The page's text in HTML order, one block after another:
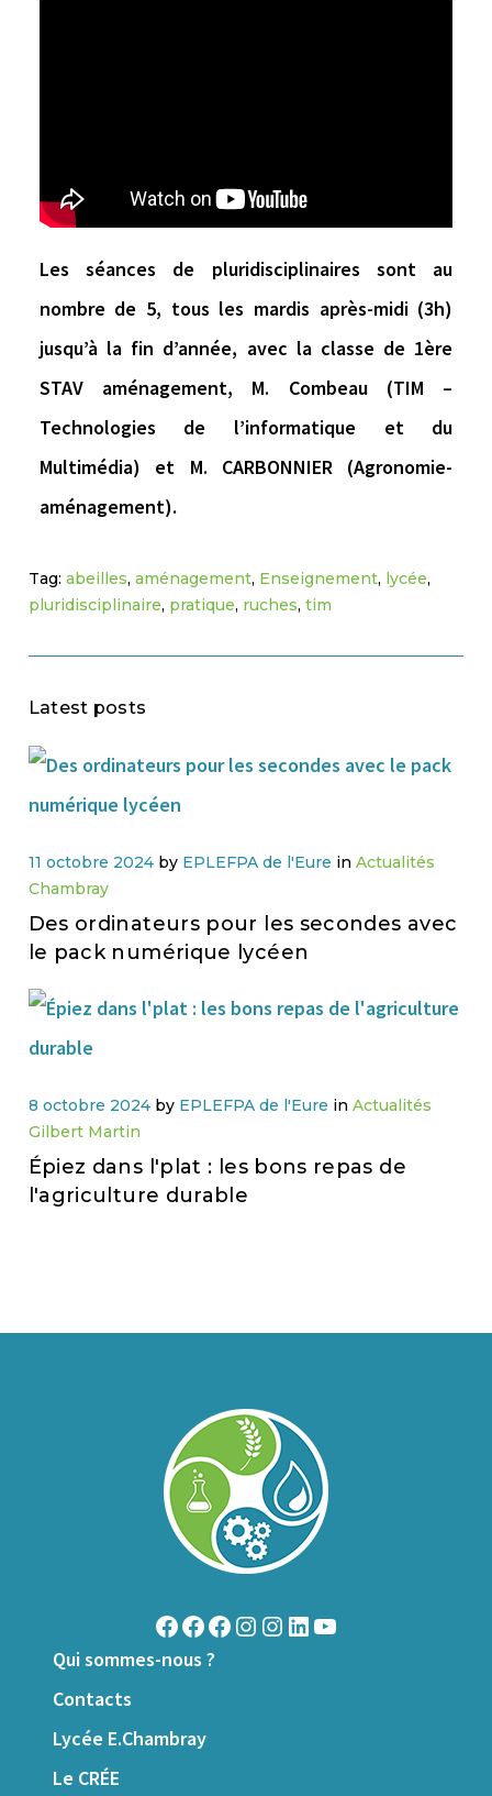
Les séances de pluridisciplinaires sont au
nombre de 5, tous les mardis après-midi (3h)
jusqu’à la fin d’année, avec la classe de 1ère
STAV aménagement, M. Combeau (TIM –
Technologies de l’informatique et du
Multimédia) et M. CARBONNIER (Agronomie-
aménagement).
Tag: abeilles, aménagement, Enseignement, lycée,
pluridisciplinaire, pratique, ruches, tim
Latest posts
11 octobre 2024 by EPLEFPA de l'Eure in Actualités
Chambray
Des ordinateurs pour les secondes avec
le pack numérique lycéen
8 octobre 2024 by EPLEFPA de l'Eure in Actualités
Gilbert Martin
Épiez dans l'plat : les bons repas de
l'agriculture durable
Qui sommes-nous ?
Contacts
Lycée E.Chambray
Le CRÉE